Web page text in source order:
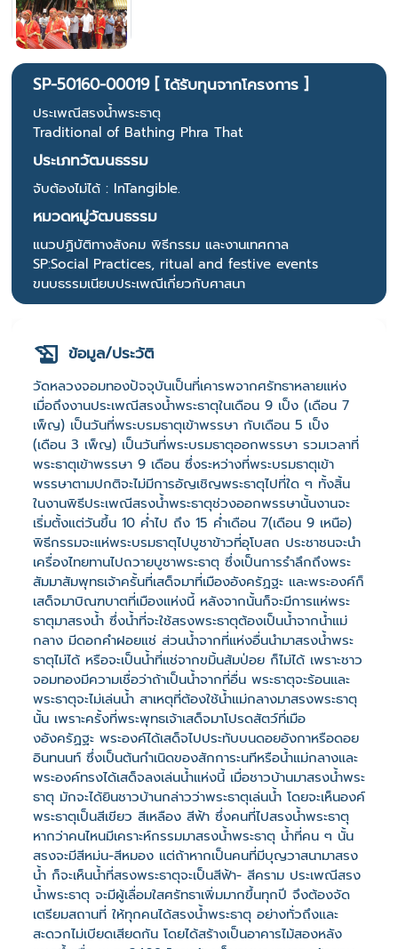
SP-50160-00019 [ ได้รับทุนจากโครงการ ]
ประเพณีสรงน้ำพระธาตุ
Traditional of Bathing Phra That
ประเภทวัฒนธรรม
จับต้องไม่ได้ : InTangible.
หมวดหมู่วัฒนธรรม
แนวปฏิบัติทางสังคม พิธีกรรม และงานเทศกาล
SP:Social Practices, ritual and festive events
ขนบธรรมเนียบประเพณีเกี่ยวกับศาสนา
ข้อมูล/ประวัติ
วัดหลวงจอมทองปัจจุบันเป็นที่เคารพจากศรัทธาหลายแห่ง
เมื่อถึงงานประเพณีสรงน้ำพระธาตุในเดือน 9 เป็ง (เดือน 7
เพ็ญ) เป็นวันที่พระบรมธาตุเข้าพรรษา กับเดือน 5 เป็ง
(เดือน 3 เพ็ญ) เป็นวันที่พระบรมธาตุออกพรรษา รวมเวลาที่
พระธาตุเข้าพรรษา 9 เดือน ซึ่งระหว่างที่พระบรมธาตุเข้า
พรรษาตามปกติจะไม่มีการอัญเชิญพระธาตุไปที่ใด ๆ ทั้งสิ้น
ในงานพิธีประเพณีสรงน้ำพระธาตุช่วงออกพรรษานั้นงานจะ
เริ่มตั้งแต่วันขึ้น 10 ค่ำไป ถึง 15 ค่ำเดือน 7(เดือน 9 เหนือ)
พิธีกรรมจะแห่พระบรมธาตุไปบูชาข้าวที่อุโบสถ ประชาชนจะนำ
เครื่องไทยทานไปถวายบูชาพระธาตุ ซึ่งเป็นการรำลึกถึงพระ
สัมมาสัมพุทธเจ้าครั้นที่เสด็จมาที่เมืองอังครัฏฐะ และพระองค์ก็
เสด็จมาบิณฑบาตที่เมืองแห่งนี้ หลังจากนั้นก็จะมีการแห่พระ
ธาตุมาสรงน้ำ ซึ่งน้ำที่จะใช้สรงพระธาตุต้องเป็นน้ำจากน้ำแม่
กลาง มีดอกคำฝอยแช่ ส่วนน้ำจากที่แห่งอื่นนำมาสรงน้ำพระ
ธาตุไม่ได้ หรือจะเป็นน้ำที่แช่จากขมิ้นส้มป่อย ก็ไม่ได้ เพราะชาว
จอมทองมีความเชื่อว่าถ้าเป็นน้ำจากที่อื่น พระธาตุจะร้อนและ
พระธาตุจะไม่เล่นน้ำ สาเหตุที่ต้องใช้น้ำแม่กลางมาสรงพระธาตุ
นั้น เพราะครั้งที่พระพุทธเจ้าเสด็จมาโปรดสัตว์ที่เมือ
งอังครัฏฐะ พระองค์ได้เสด็จไปประทับบนดอยอังกาหรือดอย
อินทนนท์ ซึ่งเป็นต้นกำเนิดของสักการะนทีหรือน้ำแม่กลางและ
พระองค์ทรงได้เสด็จลงเล่นน้ำแห่งนี้ เมื่อชาวบ้านมาสรงน้ำพระ
ธาตุ มักจะได้ยินชาวบ้านกล่าวว่าพระธาตุเล่นน้ำ โดยจะเห็นองค์
พระธาตุเป็นสีเขียว สีเหลือง สีฟ้า ซึ่งคนที่ไปสรงน้ำพระธาตุ
หากว่าคนไหนมีเคราะห์กรรมมาสรงน้ำพระธาตุ น้ำที่คน ๆ นั้น
สรงจะมีสีหม่น-สีหมอง แต่ถ้าหากเป็นคนที่มีบุญวาสนามาสรง
น้ำ ก็จะเห็นน้ำที่สรงพระธาตุจะเป็นสีฟ้า- สีคราม ประเพณีสรง
น้ำพระธาตุ จะมีผู้เลื่อมใสศรัทธาเพิ่มมากขึ้นทุกปี จึงต้องจัด
เตรียมสถานที่ ให้ทุกคนได้สรงน้ำพระธาตุ อย่างทั่วถึงและ
สะดวกไม่เบียดเสียดกัน โดยได้สร้างเป็นอาคารไม้สองหลัง